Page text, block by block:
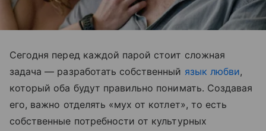
Сегодня перед каждой парой стоит сложная
задача — разработать собственный язык любви,
который оба будут правильно понимать. Создавая
его, важно отделять «мух от котлет», то есть
собственные потребности от культурных